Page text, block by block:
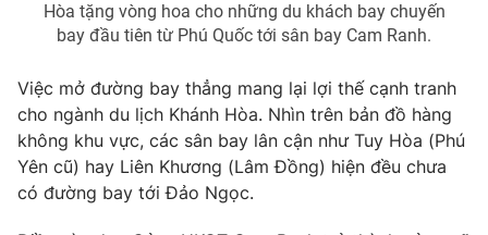
VTV9 VTV8
Liên hệ tòa soạn English
Hòa tặng vòng hoa cho những du khách bay chuyến
bay đầu tiên từ Phú Quốc tới sân bay Cam Ranh.
Việc mở đường bay thẳng mang lại lợi thế cạnh tranh
cho ngành du lịch Khánh Hòa. Nhìn trên bản đồ hàng
không khu vực, các sân bay lân cận như Tuy Hòa (Phú
Yên cũ) hay Liên Khương (Lâm Đồng) hiện đều chưa
có đường bay tới Đảo Ngọc.